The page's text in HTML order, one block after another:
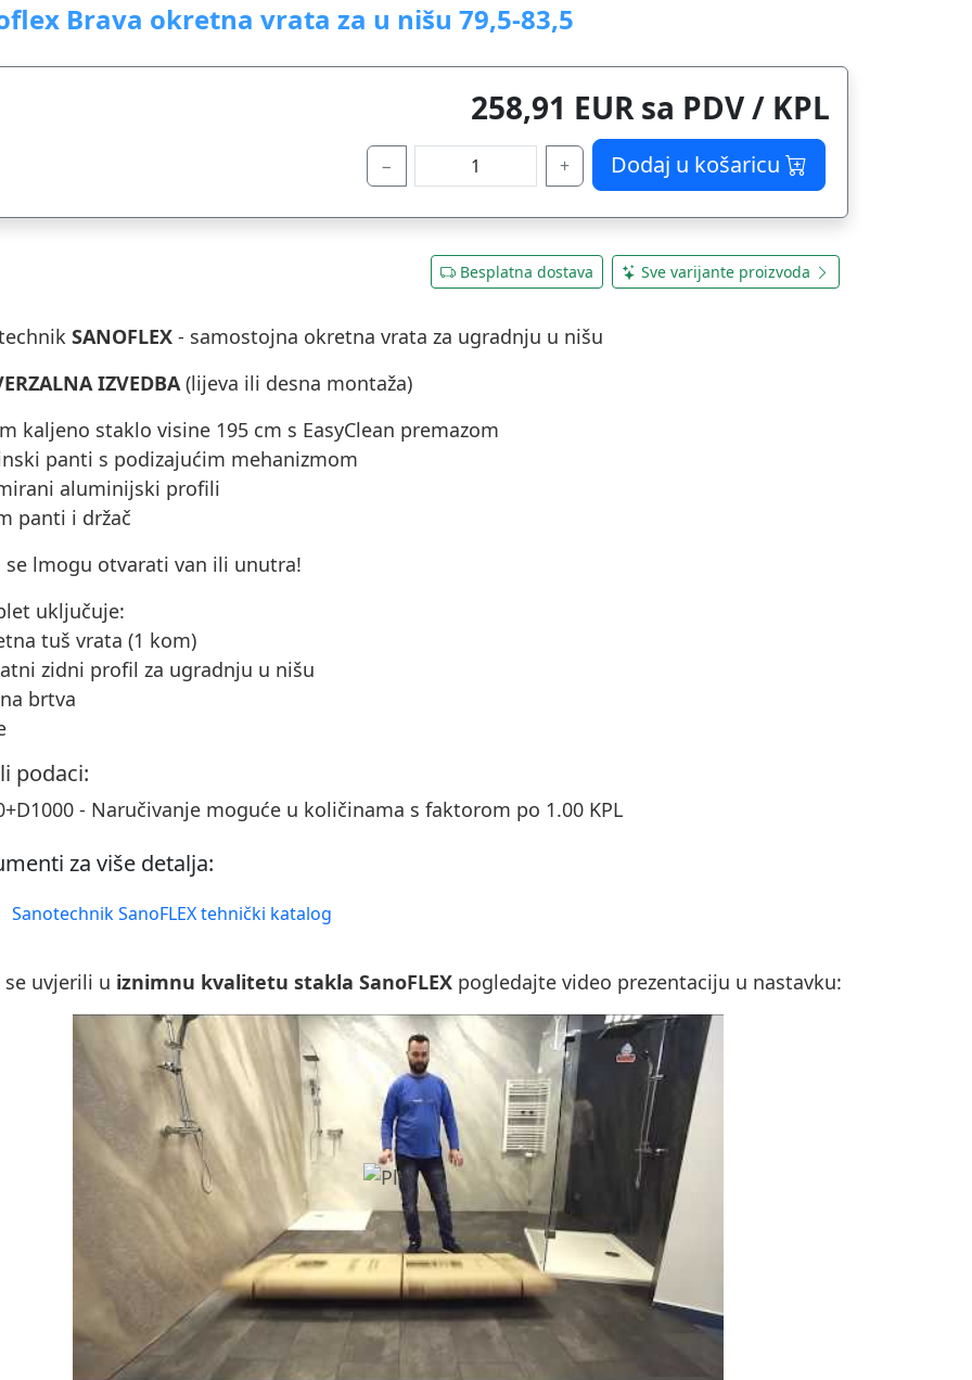
Brava okretna vrata za u nišu 79,5-83,5
258,91 EUR sa PDV / KPL
− + Dodaj u košaricu
Besplatna dostava Sve varijante proizvoda
SANOFLEX - samostojna okretna vrata za ugradnju u nišu
IZVEDBA(lijeva ili desna montaža)
kaljeno staklo visine 195 cm s EasyClean premazom
panti s podizajućim mehanizmom
aluminijski profili
panti i držač
se lmogu otvarati van ili unutra!
uključuje:
tuš vrata (1 kom)
zidni profil za ugradnju u nišu
brtva
podaci:
- Naručivanje moguće u količinama s faktorom po 1.00 KPL
za više detalja:
Sanotechnik SanoFLEX tehnički katalog
se uvjerili u iznimnu kvalitetu stakla SanoFLEX pogledajte video prezentaciju u nastavku: